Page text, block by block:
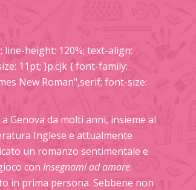
line-height: 120%; text-align:
11pt; }p.cjk { font-family:
New Roman",serif; font-size:
Genova da molti anni, insieme al
Inglese e attualmente
un romanzo sentimentale e
con Insegnami ad amare.
in prima persona. Sebbene non